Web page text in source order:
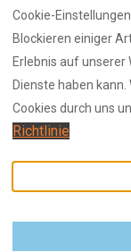
Dünenstraße
Ahlbeck,
Vorpommern,
17419.
info@villa-
Cookie-
Blockieren einiger
Erlebnis auf unserer
Dienste haben
Cookies durch uns
Richtlinie